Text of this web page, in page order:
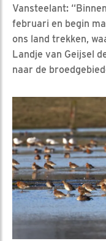
Vansteelant:
februari en begin
ons land trekken,
Landje van Geijsel
naar de